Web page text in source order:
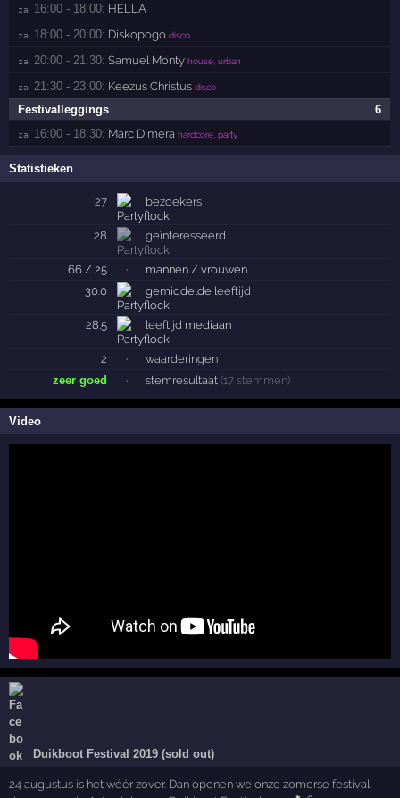
za 16:00 - 18:00: HELLA
za 18:00 - 20:00: Diskopogo disco
za 20:00 - 21:30: Samuel Monty house, urban
za 21:30 - 23:00: Keezus Christus disco
6
Festivalleggings
za 16:00 - 18:30: Marc Dimera hardcore, party
Statistieken
27 bezoekers
28 geïnteresseerd
66 / 25 ·
mannen / vrouwen
30.0
gemiddelde leeftijd
28.5 leeftijd mediaan
2 ·
waarderingen
zeer goed
· stemresultaat (17 stemmen)
Video
Duikboot Festival 2019 (sold out)
24 augustus is het wéér zover. Dan openen we onze zomerse festival